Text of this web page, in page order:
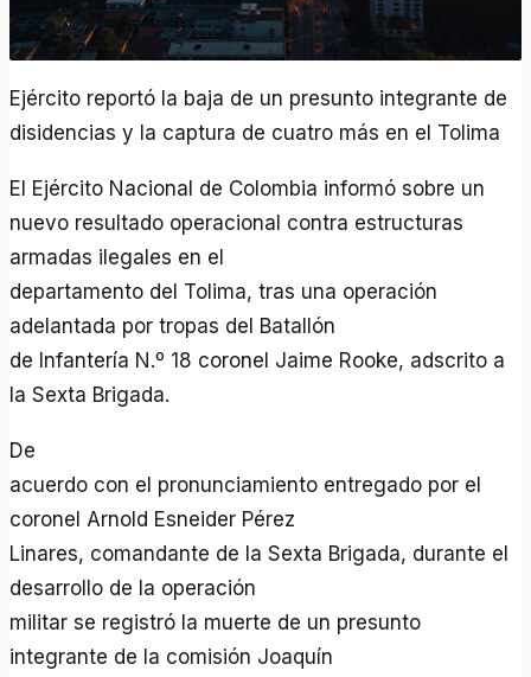
Ejército reportó la baja de un presunto integrante de
disidencias y la captura de cuatro más en el Tolima
El Ejército Nacional de Colombia informó sobre un
nuevo resultado operacional contra estructuras
armadas ilegales en el
departamento del Tolima, tras una operación
adelantada por tropas del Batallón
de Infantería N.º 18 coronel Jaime Rooke, adscrito a
la Sexta Brigada.
De
acuerdo con el pronunciamiento entregado por el
coronel Arnold Esneider Pérez
Linares, comandante de la Sexta Brigada, durante el
desarrollo de la operación
militar se registró la muerte de un presunto
integrante de la comisión Joaquín